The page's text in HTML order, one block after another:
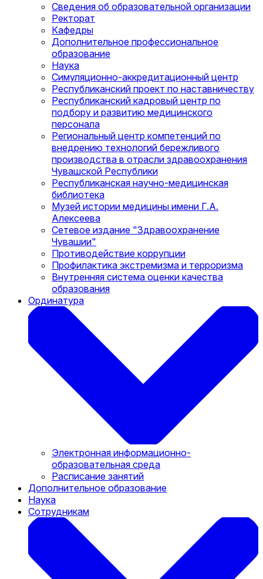
Сведения об образовательной организации
Ректорат
Кафедры
Дополнительное профессиональное
образование
Наука
Симуляционно-аккредитационный центр
Республиканский проект по наставничеству
Республиканский кадровый центр по
подбору и развитию медицинского
персонала
Региональный центр компетенций по
внедрению технологий бережливого
производства в отрасли здравоохранения
Чувашской Республики
Республиканская научно-медицинская
библиотека
Музей истории медицины имени Г.А.
Алексеева
Сетевое издание "Здравоохранение
Чувашии"
Противодействие коррупции
Профилактика экстремизма и терроризма
Внутренняя система оценки качества
образования
Ординатура
Электронная информационно-
образовательная среда
Расписание занятий
Дополнительное образование
Наука
Сотрудникам